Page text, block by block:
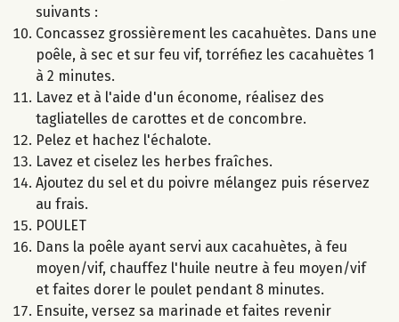
suivants :
Concassez grossièrement les cacahuètes. Dans une
poêle, à sec et sur feu vif, torréfiez les cacahuètes 1
à 2 minutes.
Lavez et à l'aide d'un économe, réalisez des
tagliatelles de carottes et de concombre.
Pelez et hachez l'échalote.
Lavez et ciselez les herbes fraîches.
Ajoutez du sel et du poivre mélangez puis réservez
au frais.
POULET
Dans la poêle ayant servi aux cacahuètes, à feu
moyen/vif, chauffez l'huile neutre à feu moyen/vif
et faites dorer le poulet pendant 8 minutes.
Ensuite, versez sa marinade et faites revenir